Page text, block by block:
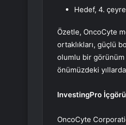
Hedef, 4.
Özetle, OncoCyte
ortaklıkları, güçlü
olumlu bir görünüm
önümüzdeki
InvestingPro
OncoCyte